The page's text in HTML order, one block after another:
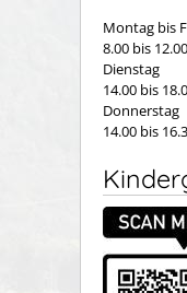
Montag bis
8.00 bis
14.00 bis
Donnerstag
14.00 bis